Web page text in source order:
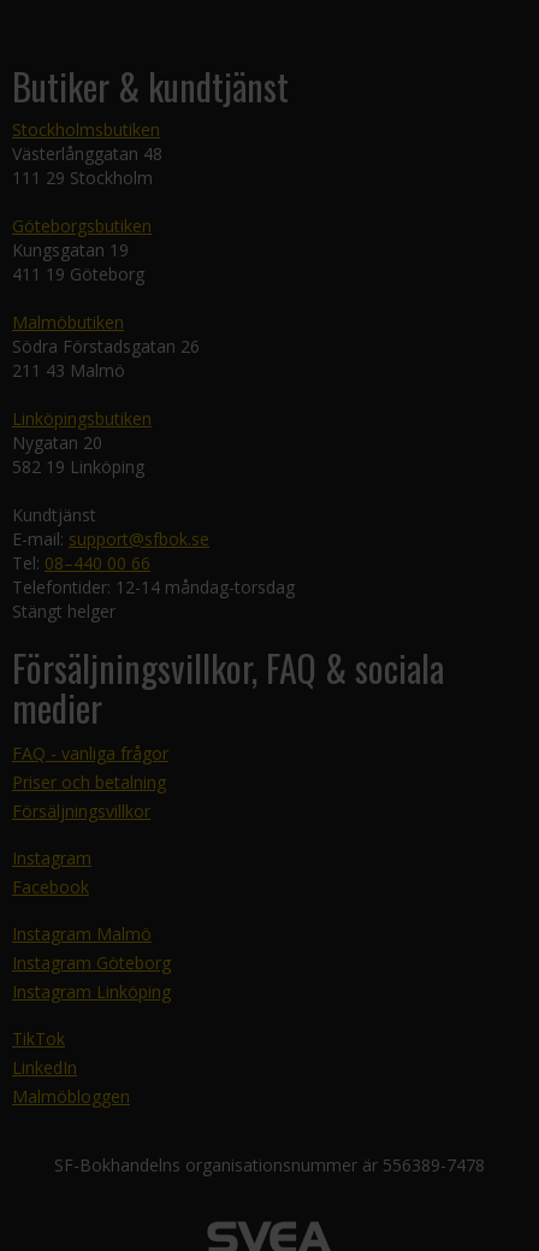
Butiker & kundtjänst
Stockholmsbutiken
Västerlånggatan 48
111 29 Stockholm
Göteborgsbutiken
Kungsgatan 19
411 19 Göteborg
Malmöbutiken
Södra Förstadsgatan 26
211 43 Malmö
Linköpingsbutiken
Nygatan 20
582 19 Linköping
Kundtjänst
E-mail: support@sfbok.se
Tel: 08–440 00 66
Telefontider: 12-14 måndag-torsdag
Stängt helger
Försäljningsvillkor, FAQ & sociala
medier
FAQ - vanliga frågor
Priser och betalning
Försäljningsvillkor
Instagram
Facebook
Instagram Malmö
Instagram Göteborg
Instagram Linköping
TikTok
LinkedIn
Malmöbloggen
SF-Bokhandelns organisationsnummer är 556389-7478